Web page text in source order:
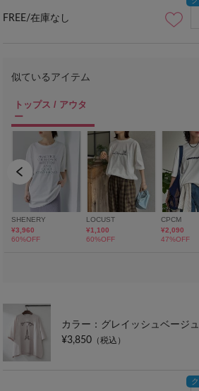
FREE/在庫なし
カラー：グレイッシュベージュ
¥3,850 （税込）